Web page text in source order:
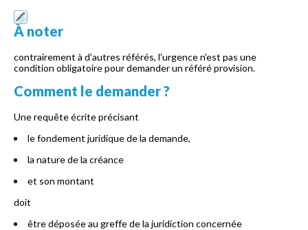
À noter
contrairement à d'autres référés, l'urgence n'est pas une
condition obligatoire pour demander un référé provision.
Comment le demander ?
Une requête écrite précisant
le fondement juridique de la demande,
la nature de la créance
et son montant
doit
être déposée au greffe de la juridiction concernée